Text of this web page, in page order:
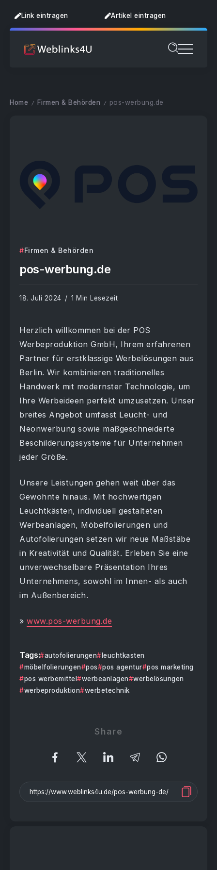
Link eintragen Artikel eintragen
Home / Firmen & Behörden / pos-werbung.de
Firmen & Behörden
pos-werbung.de
18. Juli 2024 1 Min Lesezeit
Herzlich willkommen bei der POS
Werbeproduktion GmbH, Ihrem erfahrenen
Partner für erstklassige Werbelösungen aus
Berlin. Wir kombinieren traditionelles
Handwerk mit modernster Technologie, um
Ihre Werbeideen perfekt umzusetzen. Unser
breites Angebot umfasst Leucht- und
Neonwerbung sowie maßgeschneiderte
Beschilderungssysteme für Unternehmen
jeder Größe.
Unsere Leistungen gehen weit über das
Gewohnte hinaus. Mit hochwertigen
Leuchtkästen, individuell gestalteten
Werbeanlagen, Möbelfolierungen und
Autofolierungen setzen wir neue Maßstäbe
in Kreativität und Qualität. Erleben Sie eine
unverwechselbare Präsentation Ihres
Unternehmens, sowohl im Innen- als auch
im Außenbereich.
» www.pos-werbung.de
Tags: autofolierungen
leuchtkasten
möbelfolierungen
pos pos agentur
pos marketing
pos werbemittel
werbeanlagen
werbelösungen
werbeproduktion
werbetechnik
Share